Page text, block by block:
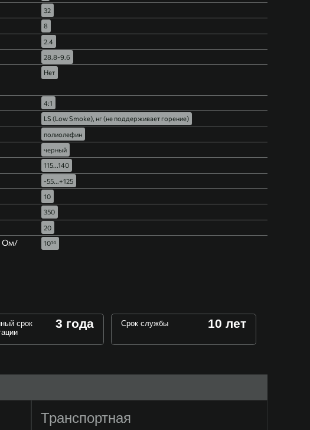
32
8
2.4
28.8-9.6
Нет
4:1
LS (Low Smoke), нг (не поддерживает горение)
полиолефин
черный
115...140
-55...+125
10
350
20
Ом/
10¹⁴
срок
3 года Срок службы 10 лет
Транспортная